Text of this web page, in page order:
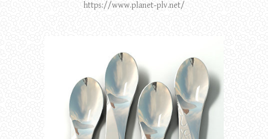
https://www.planet-plv.net/